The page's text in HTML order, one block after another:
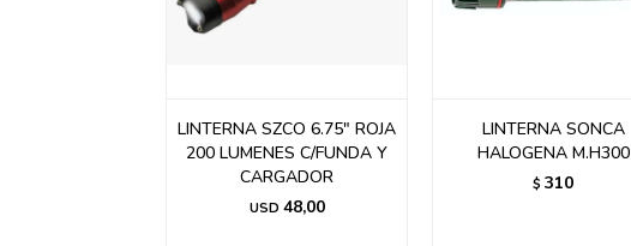
LINTERNA SZCO 6.75" ROJA
200 LUMENES C/FUNDA Y
CARGADOR
USD 48,00
LINTERNA SONCA
HALOGENA M.H300
$ 310